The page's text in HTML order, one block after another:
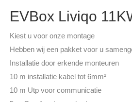
EVBox Liviqo
Kiest u voor onze montage
Hebben wij een pakket voor u
Installatie door erkende monteuren
10 m installatie kabel tot 6mm²
10 m Utp voor communicatie